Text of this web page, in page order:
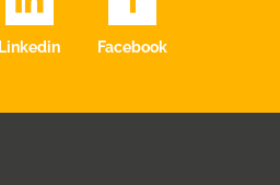
Linkedin Facebook